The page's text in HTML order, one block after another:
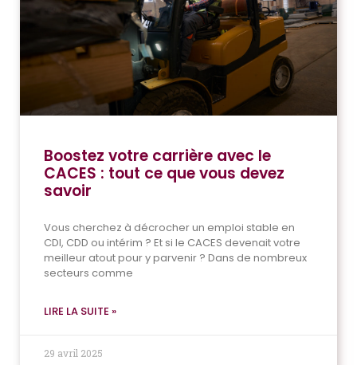
Boostez votre carrière avec le
CACES : tout ce que vous devez
savoir
Vous cherchez à décrocher un emploi stable en
CDI, CDD ou intérim ? Et si le CACES devenait votre
meilleur atout pour y parvenir ? Dans de nombreux
secteurs comme
LIRE LA SUITE »
29 avril 2025